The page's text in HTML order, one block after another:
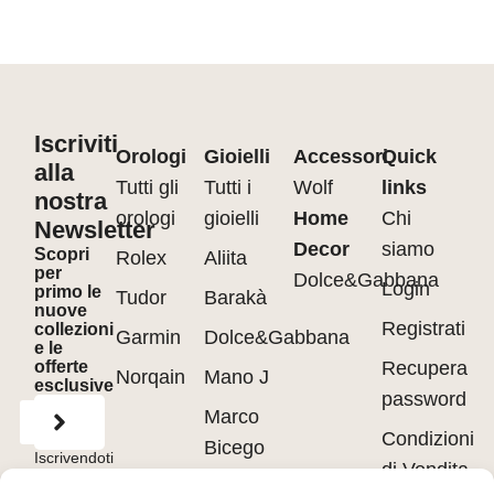
Iscriviti
alla
nostra
Newsletter
Scopri
per
primo le
nuove
collezioni
e le
offerte
esclusive
Iscrivendoti
accetti
Orologi
Tutti gli
orologi
Rolex
Tudor
Garmin
Norqain
Gioielli
Tutti i
gioielli
Aliita
Barakà
Dolce&Gabbana
Mano J
Marco
Bicego
Accessori
Wolf
Home
Decor
Dolce&Gabbana
Quick
links
Chi
siamo
Login
Registrati
Recupera
password
Condizioni
di Vendita